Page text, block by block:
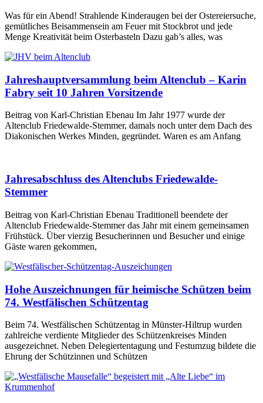
Was für ein Abend! Strahlende Kinderaugen bei der Ostereiersuche,
gemütliches Beisammensein am Feuer mit Stockbrot und jede
Menge Kreativität beim Osterbasteln Dazu gab’s alles, was
Jahreshauptversammlung beim Altenclub – Karin
Fabry seit 10 Jahren Vorsitzende
Beitrag von Karl-Christian Ebenau Im Jahr 1977 wurde der
Altenclub Friedewalde-Stemmer, damals noch unter dem Dach des
Diakonischen Werkes Minden, gegründet. Waren es am Anfang
Jahresabschluss des Altenclubs Friedewalde-
Stemmer
Beitrag von Karl-Christian Ebenau Traditionell beendete der
Altenclub Friedewalde-Stemmer das Jahr mit einem gemeinsamen
Frühstück. Über vierzig Besucherinnen und Besucher und einige
Gäste waren gekommen,
Hohe Auszeichnungen für heimische Schützen beim
74. Westfälischen Schützentag
Beim 74. Westfälischen Schützentag in Münster-Hiltrup wurden
zahlreiche verdiente Mitglieder des Schützenkreises Minden
ausgezeichnet. Neben Delegiertentagung und Festumzug bildete die
Ehrung der Schützinnen und Schützen